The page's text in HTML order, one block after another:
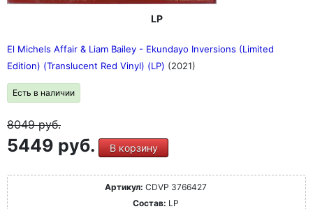
LP
El Michels Affair & Liam Bailey - Ekundayo Inversions (Limited
Edition) (Translucent Red Vinyl) (LP) (2021)
Есть в наличии
8049руб.
5449 руб. В корзину
Артикул: CDVP 3766427
Состав: LP